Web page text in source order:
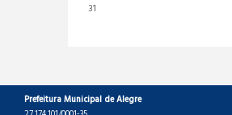
31
Prefeitura Municipal de Alegre